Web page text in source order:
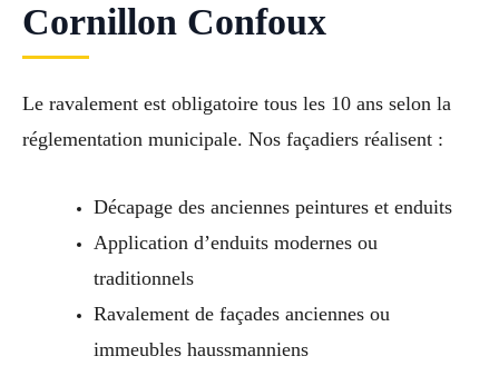
Cornillon Confoux
Le ravalement est obligatoire tous les 10 ans selon la
réglementation municipale. Nos façadiers réalisent :
Décapage des anciennes peintures et enduits
Application d’enduits modernes ou
traditionnels
Ravalement de façades anciennes ou
immeubles haussmanniens